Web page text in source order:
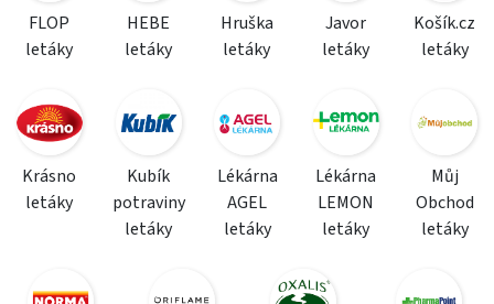
FLOP
letáky
HEBE
letáky
Hruška
letáky
Javor
letáky
Košík.cz
letáky
Krásno
letáky
Kubík
potraviny
letáky
Lékárna
AGEL
letáky
Lékárna
LEMON
letáky
Můj
Obchod
letáky